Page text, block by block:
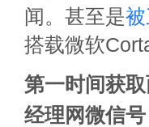
闻。甚至是
搭载微软
第一时间获
经理网微信